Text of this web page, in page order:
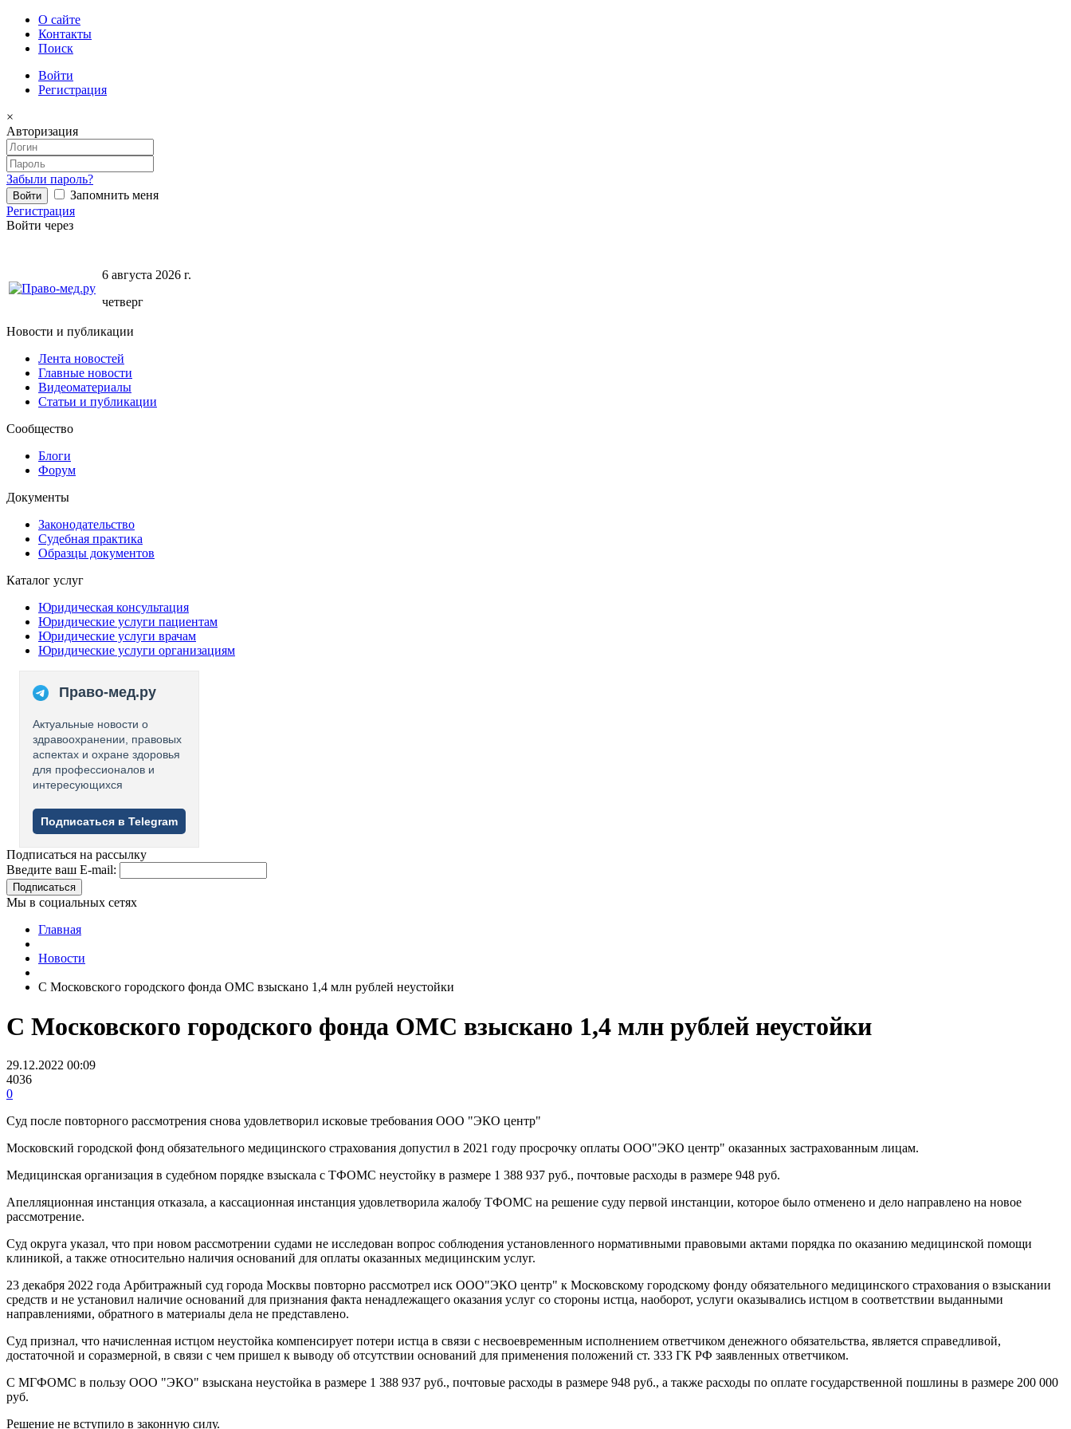
О сайте
Контакты
Поиск
Войти
Регистрация
×
Авторизация
Забыли пароль?
Запомнить меня
Регистрация
Войти через
6 августа 2026 г.
четверг
Новости и публикации
Лента новостей
Главные новости
Видеоматериалы
Статьи и публикации
Сообщество
Блоги
Форум
Документы
Законодательство
Судебная практика
Образцы документов
Каталог услуг
Юридическая консультация
Юридические услуги пациентам
Юридические услуги врачам
Юридические услуги организациям
Право-мед.ру
Актуальные новости о
здравоохранении, правовых
аспектах и охране здоровья
для профессионалов и
интересующихся
Подписаться в Telegram
Подписаться на рассылку
Введите ваш E-mail:
Подписаться
Мы в социальных сетях
Главная
Новости
С Московского городского фонда ОМС взыскано 1,4 млн рублей неустойки
С Московского городского фонда ОМС взыскано 1,4 млн рублей неустойки
29.12.2022 00:09
4036
0
Суд после повторного рассмотрения снова удовлетворил исковые требования ООО "ЭКО центр"
Московский городской фонд обязательного медицинского страхования допустил в 2021 году просрочку оплаты ООО"ЭКО центр" оказанных застрахованным лицам.
Медицинская организация в судебном порядке взыскала с ТФОМС неустойку в размере 1 388 937 руб., почтовые расходы в размере 948 руб.
Апелляционная инстанция отказала, а кассационная инстанция удовлетворила жалобу ТФОМС на решение суду первой инстанции, которое было отменено и дело направлено на новое
рассмотрение.
Суд округа указал, что при новом рассмотрении судами не исследован вопрос соблюдения установленного нормативными правовыми актами порядка по оказанию медицинской помощи
клиникой, а также относительно наличия оснований для оплаты оказанных медицинским услуг.
23 декабря 2022 года Арбитражный суд города Москвы повторно рассмотрел иск ООО"ЭКО центр" к Московскому городскому фонду обязательного медицинского страхования о взыскании
средств и не установил наличие оснований для признания факта ненадлежащего оказания услуг со стороны истца, наоборот, услуги оказывались истцом в соответствии выданными
направлениями, обратного в материалы дела не представлено.
Суд признал, что начисленная истцом неустойка компенсирует потери истца в связи с несвоевременным исполнением ответчиком денежного обязательства, является справедливой,
достаточной и соразмерной, в связи с чем пришел к выводу об отсутствии оснований для применения положений ст. 333 ГК РФ заявленных ответчиком.
С МГФОМС в пользу ООО "ЭКО" взыскана неустойка в размере 1 388 937 руб., почтовые расходы в размере 948 руб., а также расходы по оплате государственной пошлины в размере 200 000
руб.
Решение не вступило в законную силу.